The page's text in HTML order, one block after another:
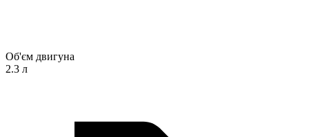
Об'єм двигуна
2.3 л